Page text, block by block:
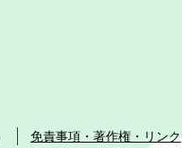
免責事項・著作権・リンク